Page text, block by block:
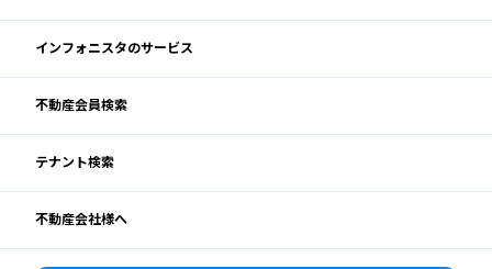
インフォニスタのサービス
不動産会員検索
テナント検索
不動産会社様へ